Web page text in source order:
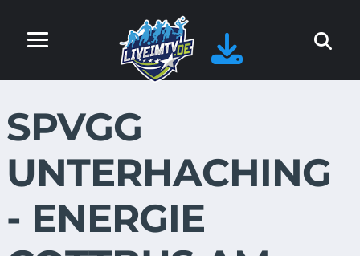
SPVGG
UNTERHACHING
- ENERGIE